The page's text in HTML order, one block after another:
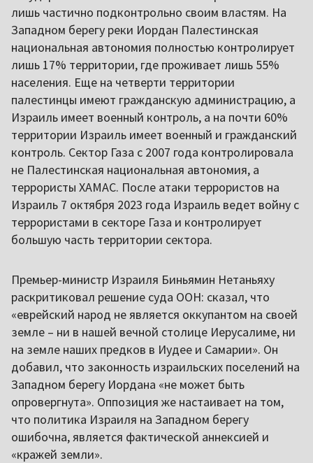
лишь частично подконтрольно своим властям. На
Западном берегу реки Иордан Палестинская
национальная автономия полностью контролирует
лишь 17% территории, где проживает лишь 55%
населения. Еще на четверти территории
палестинцы имеют гражданскую администрацию, а
Израиль имеет военный контроль, а на почти 60%
территории Израиль имеет военный и гражданский
контроль. Сектор Газа с 2007 года контролировала
не Палестинская национальная автономия, а
террористы ХАМАС. После атаки террористов на
Израиль 7 октября 2023 года Израиль ведет войну с
террористами в секторе Газа и контролирует
большую часть территории сектора.
Премьер-министр Израиля Биньямин Нетаньяху
раскритиковал решение суда ООН: сказал, что
«еврейский народ не является оккупантом на своей
земле – ни в нашей вечной столице Иерусалиме, ни
на земле наших предков в Иудее и Самарии». Он
добавил, что законность израильских поселений на
Западном берегу Иордана «не может быть
опровергнута». Оппозиция же настаивает на том,
что политика Израиля на Западном берегу
ошибочна, является фактической аннексией и
«кражей земли».